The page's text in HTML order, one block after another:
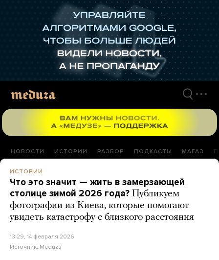
НОВОСТИ ИСТОРИИ РАЗБОР ПОДКАСТЫ МАГАЗ
ИСТОРИИ
Что это значит — жить в замерзающей
столице зимой 2026 года? Публикуем
фотографии из Киева, которые помогают
увидеть катастрофу с близкого расстояния
13:29, 14 февраля 2026
Источник: Meduza